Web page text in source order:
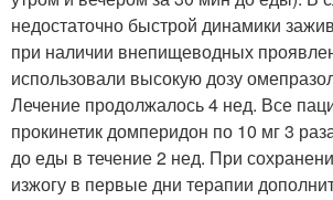
недостаточно быстрой динамики
при наличии внепищеводных
использовали высокую дозу
Лечение продолжалось 4 нед. Все
прокинетик домперидон по 10 мг 3
до еды в течение 2 нед. При
изжогу в первые дни терапии